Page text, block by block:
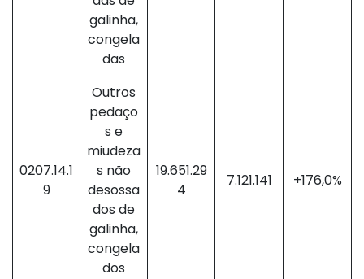
galinha,
congela
das
0207.14.1
9
Outros
pedaço
s e
miudeza
s não
desossa
dos de
galinha,
congela
dos
19.651.29
4
7.121.141 +176,0%